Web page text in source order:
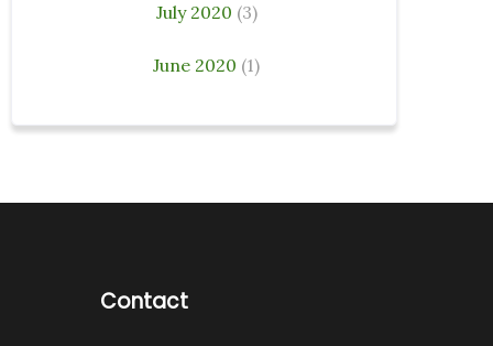
July 2020 (3)
June 2020 (1)
Contact